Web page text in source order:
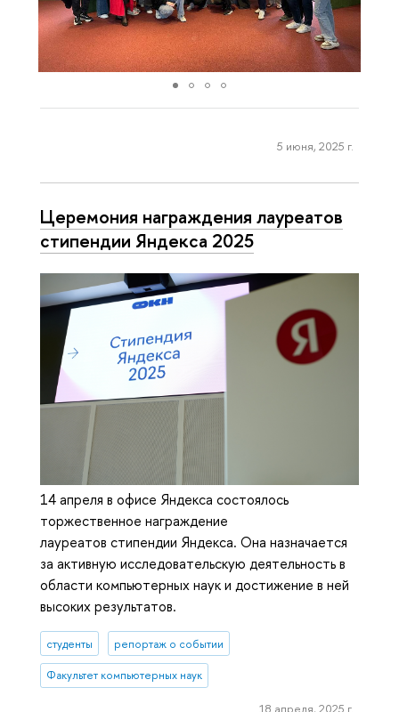
5 июня, 2025 г.
Церемония награждения лауреатов
стипендии Яндекса 2025
14 апреля в офисе Яндекса состоялось
торжественное награждение
лауреатов стипендии Яндекса. Она назначается
за активную исследовательскую деятельность в
области компьютерных наук и достижение в ней
высоких результатов.
студенты репортаж о событии
Факультет компьютерных наук
18 апреля, 2025 г.